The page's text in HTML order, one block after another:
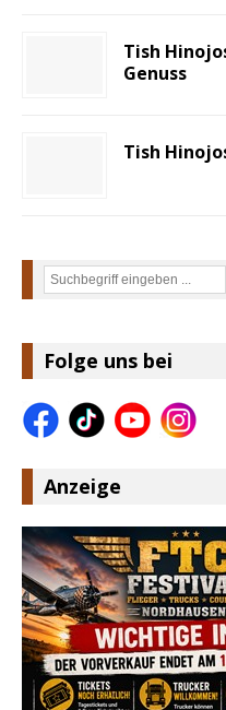
Tish
Genuss
Tish
Suchen
Folge uns bei
Anzeige